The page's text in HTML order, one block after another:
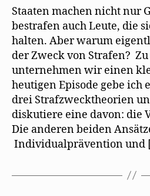
Staaten machen nicht nur
bestrafen auch Leute, die
halten. Aber warum
der Zweck von Strafen?
unternehmen wir einen
heutigen Episode gebe ich
drei Strafzwecktheorien
diskutiere eine davon: die
Die anderen beiden
Individualprävention und